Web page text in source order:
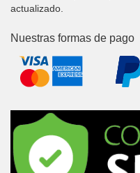
actualizado.
Nuestras formas de pago